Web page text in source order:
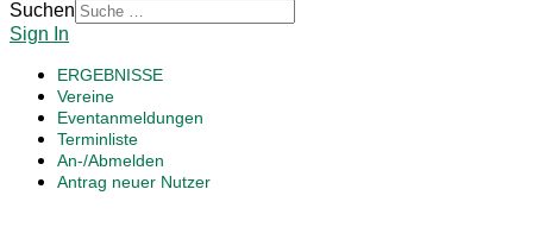
Suchen
Sign In
ERGEBNISSE
Vereine
Eventanmeldungen
Terminliste
An-/Abmelden
Antrag neuer Nutzer